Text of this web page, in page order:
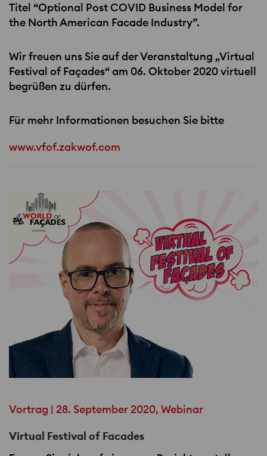
Titel “Optional PostCOVID Business Model for
the North American Facade Industry”.
Wir freuen uns Sie auf der Veranstaltung „Virtual
Festival of Façades“ am 06. Oktober 2020 virtuell
begrüßen zu dürfen.
Für mehr Informationen besuchen Sie bitte
www.vfof.zakwof.com
Vortrag | 28. September 2020, Webinar
Virtual Festival of Facades